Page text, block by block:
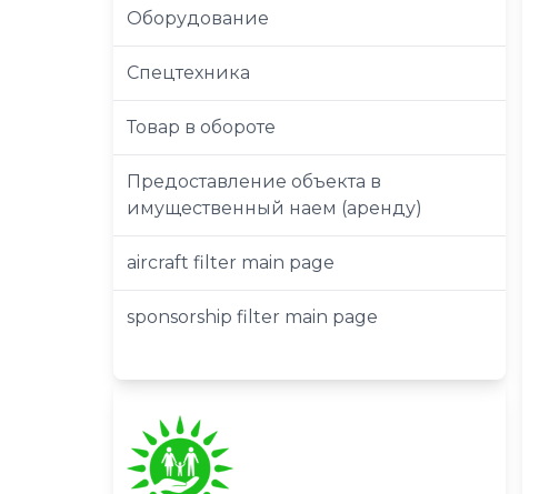
Оборудование
Спецтехника
Товар в обороте
Предоставление объекта в
имущественный наем (аренду)
aircraft filter main page
sponsorship filter main page